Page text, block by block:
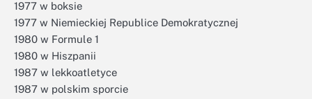
1977 w boksie
1977 w Niemieckiej Republice Demokratycznej
1980 w Formule 1
1980 w Hiszpanii
1987 w lekkoatletyce
1987 w polskim sporcie